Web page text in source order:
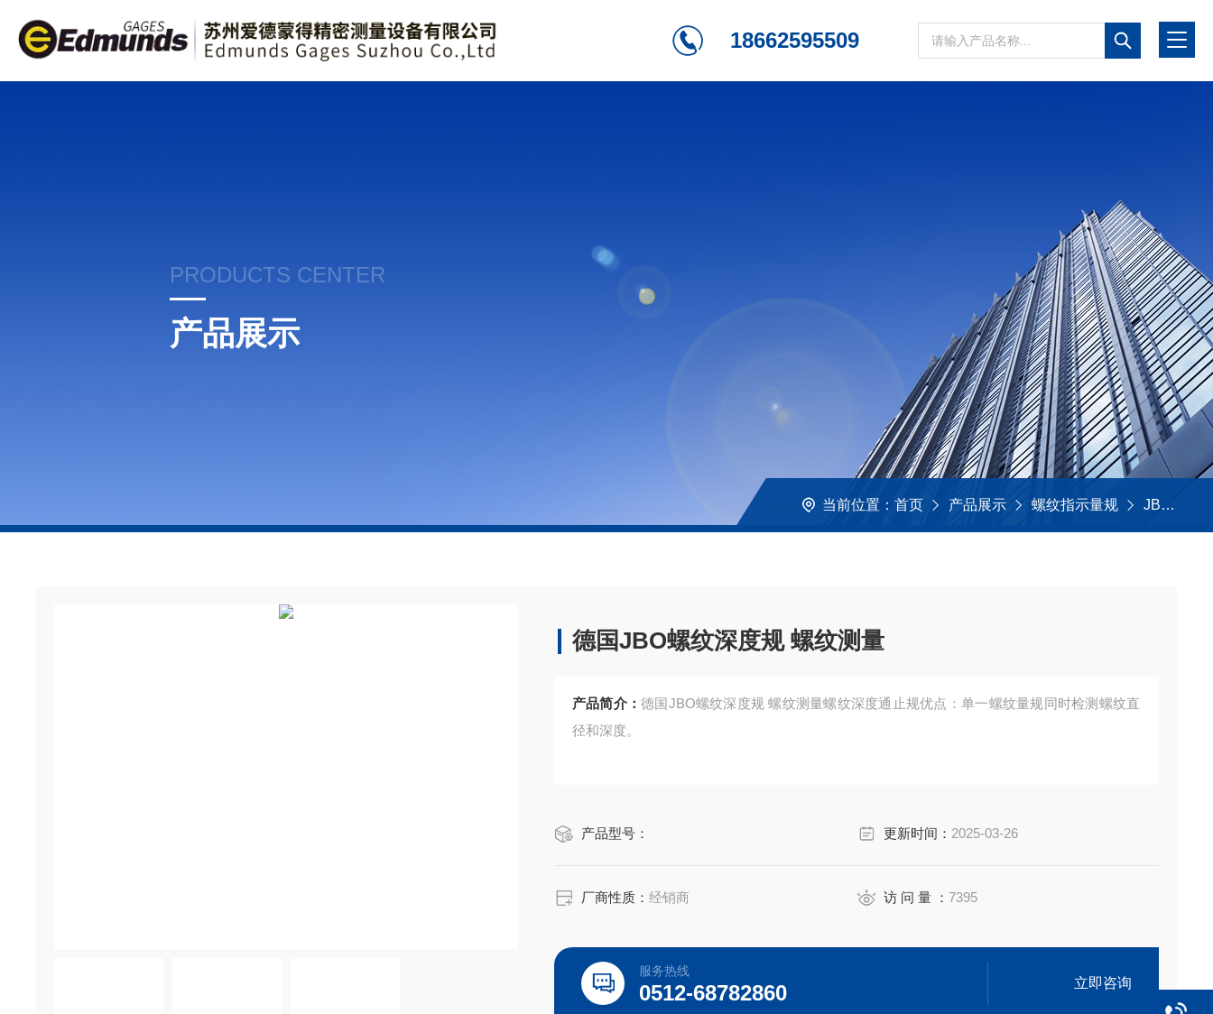
18662595509
PRODUCTS CENTER
产品展示
当前位置： 首页 产品展示 螺纹指示量规 JBO螺纹深度规
德国JBO螺纹深度规 螺纹测量
产品简介：德国JBO螺纹深度规 螺纹测量螺纹深度通止规优点：单一螺纹量规同时检测螺纹直
径和深度。
产品型号： 更新时间： 2025-03-26
厂商性质：经销商 访 问 量 ： 7395
服务热线
0512-68782860 立即咨询